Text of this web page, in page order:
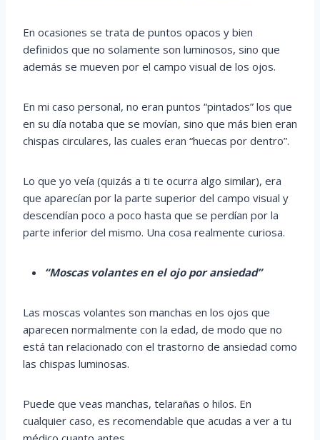
En ocasiones se trata de puntos opacos y bien
definidos que no solamente son luminosos, sino que
además se mueven por el campo visual de los ojos.
En mi caso personal, no eran puntos “pintados” los que
en su día notaba que se movían, sino que más bien eran
chispas circulares, las cuales eran “huecas por dentro”.
Lo que yo veía (quizás a ti te ocurra algo similar), era
que aparecían por la parte superior del campo visual y
descendían poco a poco hasta que se perdían por la
parte inferior del mismo. Una cosa realmente curiosa.
“Moscas volantes en el ojo por ansiedad”
Las moscas volantes son manchas en los ojos que
aparecen normalmente con la edad, de modo que no
está tan relacionado con el trastorno de ansiedad como
las chispas luminosas.
Puede que veas manchas, telarañas o hilos. En
cualquier caso, es recomendable que acudas a ver a tu